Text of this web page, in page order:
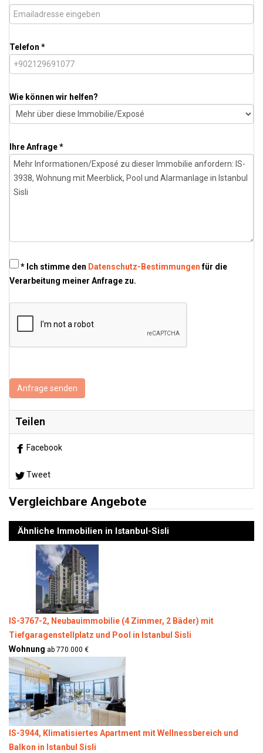
Telefon *
Wie können wir helfen?
Ihre Anfrage *
* Ich stimme den Datenschutz-Bestimmungenfür die
Verarbeitung meiner Anfrage zu.
Anfrage senden
Teilen
Facebook
Tweet
Vergleichbare Angebote
Ähnliche Immobilien in Istanbul-Sisli
IS-3767-2, Neubauimmobilie (4 Zimmer, 2 Bäder) mit
Tiefgaragenstellplatz und Pool in Istanbul Sisli
Wohnung ab 770.000 €
IS-3944, Klimatisiertes Apartment mit Wellnessbereich und
Balkon in Istanbul Sisli